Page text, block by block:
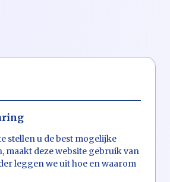
stellen u de best mogelijke
maakt deze website gebruik van
leggen we uit hoe en waarom